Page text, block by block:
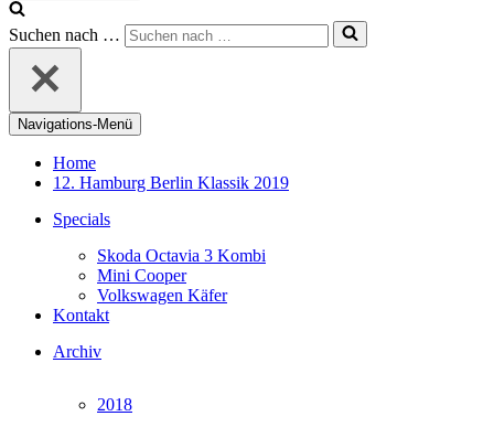
Suchen nach …
Navigations-Menü
Home
12. Hamburg Berlin Klassik 2019
Specials
Skoda Octavia 3 Kombi
Mini Cooper
Volkswagen Käfer
Kontakt
Archiv
2018